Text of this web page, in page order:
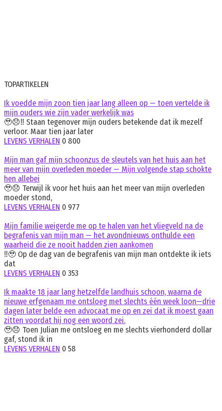
TOPARTIKELEN
Ik voedde mijn zoon tien jaar lang alleen op — toen vertelde ik
mijn ouders wie zijn vader werkelijk was
🥹😞‼️ Staan tegenover mijn ouders betekende dat ik mezelf
verloor. Maar tien jaar later
LEVENS VERHALEN 0 800
Mijn man gaf mijn schoonzus de sleutels van het huis aan het
meer van mijn overleden moeder — Mijn volgende stap schokte
hen allebei
🥹😞 Terwijl ik voor het huis aan het meer van mijn overleden
moeder stond,
LEVENS VERHALEN 0 977
Mijn familie weigerde me op te halen van het vliegveld na de
begrafenis van mijn man — het avondnieuws onthulde een
waarheid die ze nooit hadden zien aankomen
‼️🥹 Op de dag van de begrafenis van mijn man ontdekte ik iets
dat
LEVENS VERHALEN 0 353
Ik maakte 18 jaar lang hetzelfde landhuis schoon, waarna de
nieuwe erfgenaam me ontsloeg met slechts één week loon—drie
dagen later belde een advocaat me op en zei dat ik moest gaan
zitten voordat hij nog een woord zei.
🥹😞 Toen Julian me ontsloeg en me slechts vierhonderd dollar
gaf, stond ik in
LEVENS VERHALEN 0 58